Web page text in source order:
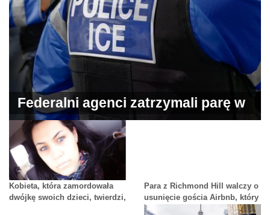
Federalni agenci zatrzymali parę w
Franklin Park
Kobieta, która zamordowała
dwójkę swoich dzieci, twierdzi,
Para z Richmond Hill walczy o
usunięcie gościa Airbnb, który
nie chce płacić ani opuścić